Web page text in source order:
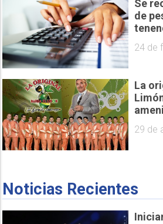
Se
de
24 de
La
29 de
Noticias Recientes